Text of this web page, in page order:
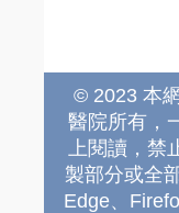
© 2023 本
醫院所有，
上閱讀，
製部分或全
Edge、